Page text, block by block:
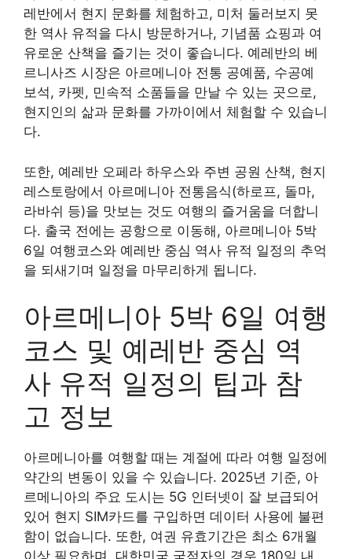
레반에서 현지 문화를 체험하고, 미처 둘러보지 못
한 역사 유적을 다시 방문하거나, 기념품 쇼핑과 여
유로운 산책을 즐기는 것이 좋습니다. 예레반의 베
르니사즈 시장은 아르메니아 전통 공예품, 수공예
보석, 카펫, 민속적 소품들을 만날 수 있는 곳으로,
현지인의 삶과 문화를 가까이에서 체험할 수 있습니
다.
또한, 예레반 오페라 하우스와 주변 공원 산책, 현지
레스토랑에서 아르메니아 전통음식(하로프, 돌마,
라바쉬 등)을 맛보는 것도 여행의 즐거움을 더합니
다. 출국 전에는 공항으로 이동해, 아르메니아 5박
6일 여행코스와 예레반 중심 역사 유적 일정의 추억
을 되새기며 일정을 마무리하게 됩니다.
아르메니아 5박 6일 여행
코스 및 예레반 중심 역
사 유적 일정의 팁과 참
고 정보
아르메니아를 여행할 때는 계절에 따라 여행 일정에
약간의 변동이 있을 수 있습니다. 2025년 기준, 아
르메니아의 주요 도시는 5G 인터넷이 잘 보급되어
있어 현지 SIM카드를 구입하면 데이터 사용에 불편
함이 없습니다. 또한, 여권 유효기간은 최소 6개월
이상 필요하며, 대한민국 국적자의 경우 180일 내